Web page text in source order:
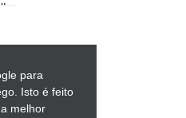
para
Isto é feito
melhor